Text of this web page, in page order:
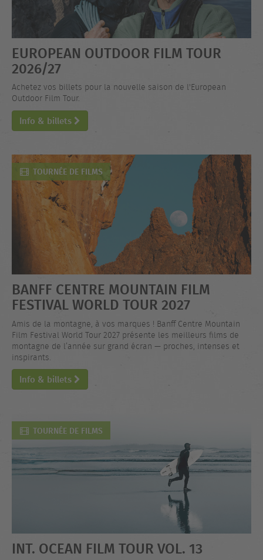
EUROPEAN OUTDOOR FILM TOUR
2026/27
Achetez vos billets pour la nouvelle saison de l'European
Outdoor Film Tour.
Info & billets
TOURNÉE DE FILMS
BANFF CENTRE MOUNTAIN FILM
FESTIVAL WORLD TOUR 2027
Amis de la montagne, à vos marques ! Banff Centre Mountain
Film Festival World Tour 2027 présente les meilleurs films de
montagne de l’année sur grand écran — proches, intenses et
inspirants.
Info & billets
TOURNÉE DE FILMS
INT. OCEAN FILM TOUR VOL. 13